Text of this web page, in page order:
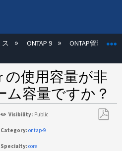
展開/折りたたむ
ONTAP 9 ONTAP管理
の使用容量が非
ム容量ですか？
Visibility: Public
Category:ontap-9
Specialty:core